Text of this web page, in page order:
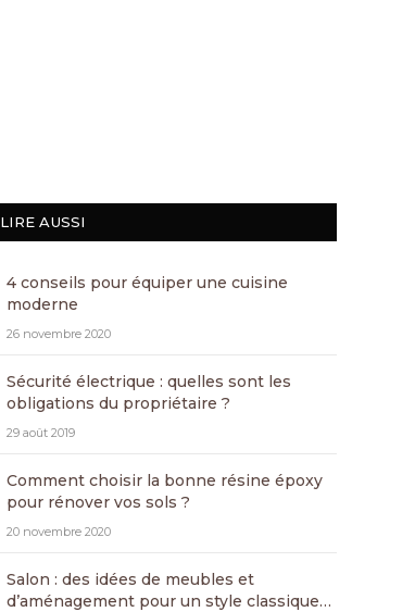
LIRE AUSSI
4 conseils pour équiper une cuisine
moderne
26 novembre 2020
Sécurité électrique : quelles sont les
obligations du propriétaire ?
29 août 2019
Comment choisir la bonne résine époxy
pour rénover vos sols ?
20 novembre 2020
Salon : des idées de meubles et
d’aménagement pour un style classique